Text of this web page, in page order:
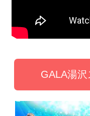
GALA湯